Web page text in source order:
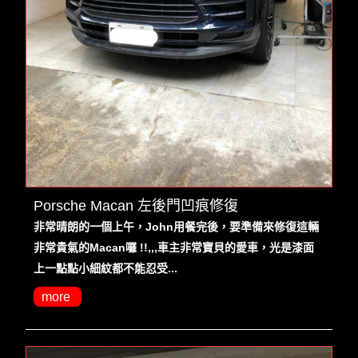
Porsche Macan 左後門凹痕修復
非常晴朗的一個上午，John用餐完後，要準備來修復這輛
非常貴氣的Macan囉 !!,,,車主非常寶貝的愛車，光是漆面
上一點點小細紋都不能忍受...
more